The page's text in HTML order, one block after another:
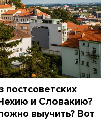
постсоветских
и Словакию?
выучить? Вот